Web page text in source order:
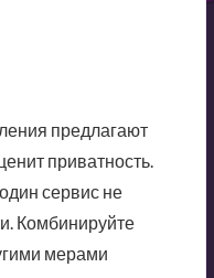
предлагают
приватность.
сервис не
Комбинируйте
мерами